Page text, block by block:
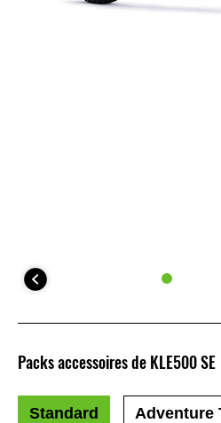
Packs accessoires de KLE500 SE
Standard Adventure